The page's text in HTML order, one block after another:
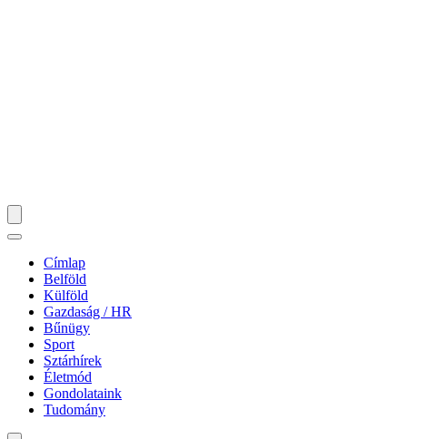
Címlap
Belföld
Külföld
Gazdaság / HR
Bűnügy
Sport
Sztárhírek
Életmód
Gondolataink
Tudomány